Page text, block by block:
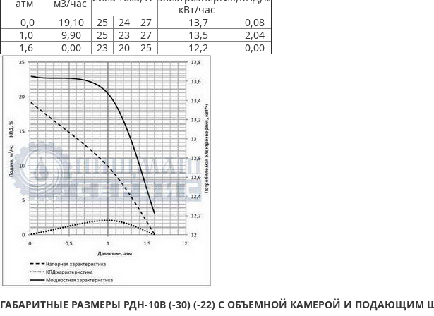
атм
м3/час
кВт/час
0,0
19,10 25 24 27 13,7
0,08
1,0
9,90 25 23 27 13,5
2,04
1,6
0,00 23 20 25 12,2 0,00
ГАБАРИТНЫЕ РАЗМЕРЫ РДН-10В (-30) (-22) С ОБЪЕМНОЙ КАМЕРОЙ И ПОДАЮЩИМ